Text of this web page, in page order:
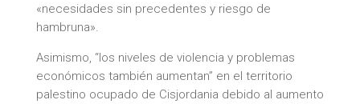
«necesidades sin precedentes y riesgo de
hambruna».
Asimismo, “los niveles de violencia y problemas
económicos también aumentan” en el territorio
palestino ocupado de Cisjordania debido al aumento